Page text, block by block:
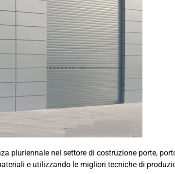
pluriennale nel settore di costruzione porte,
e utilizzando le migliori tecniche di